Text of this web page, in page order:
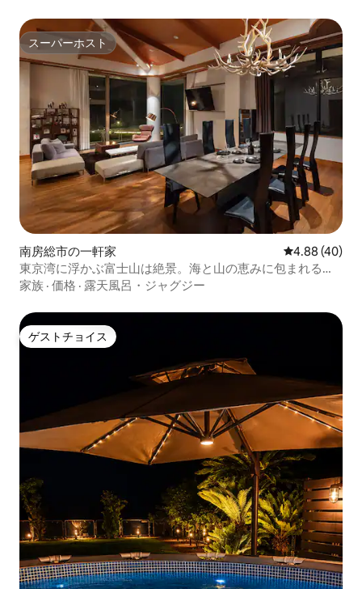
スーパーホスト
スーパーホスト
南房総市の一軒家 レビュー40
4.88 (40)
東京湾に浮かぶ富士山は絶景。海と山の恵みに包まれる館
山の城郭
家族 · 価格 · 露天風呂・ジャグジー
ゲストチョイス
ゲストチョイス